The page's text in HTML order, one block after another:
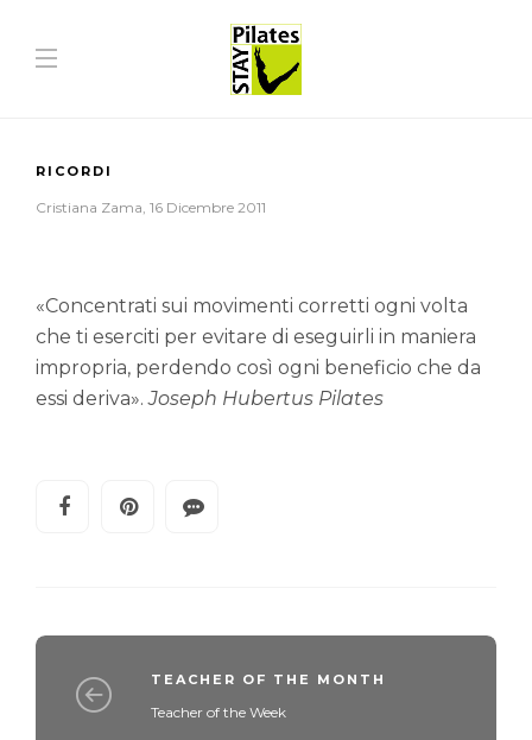
RICORDI
Cristiana Zama, 16 Dicembre 2011
«Concentrati sui movimenti corretti ogni volta
che ti eserciti per evitare di eseguirli in maniera
impropria, perdendo così ogni beneficio che da
essi deriva».Joseph Hubertus Pilates
TEACHER OF THE MONTH
Teacher of the Week